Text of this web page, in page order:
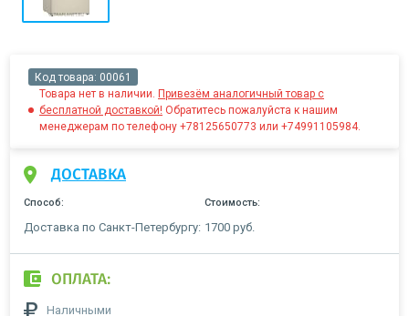
Код товара: 00061
Товара нет в наличии. Привезём аналогичный товар с
бесплатной доставкой! Обратитесь пожалуйста к нашим
менеджерам по телефону +78125650773 или +74991105984.
ДОСТАВКА
Способ: Стоимость:
Доставка по Санкт-Петербургу: 1700 руб.
ОПЛАТА:
Наличными